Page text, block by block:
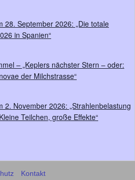
28. September 2026: „Die totale
in Spanien“
– „Keplers nächster Stern – oder:
der Milchstrasse“
2. November 2026: „Strahlenbelastung
Teilchen, große Effekte“
Kontakt